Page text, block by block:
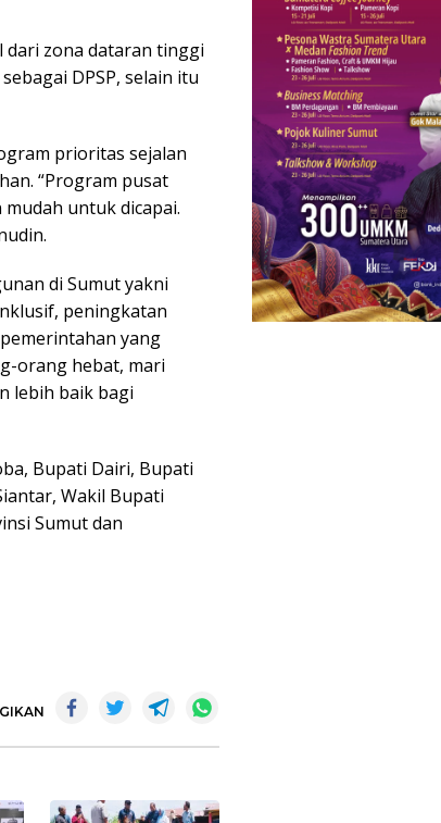
dari zona dataran tinggi
DPSP, selain itu
prioritas sejalan
“Program pusat
untuk dicapai.
di Sumut yakni
peningkatan
yang
orang hebat, mari
lebih baik bagi
Bupati Dairi, Bupati
Wakil Bupati
Sumut dan